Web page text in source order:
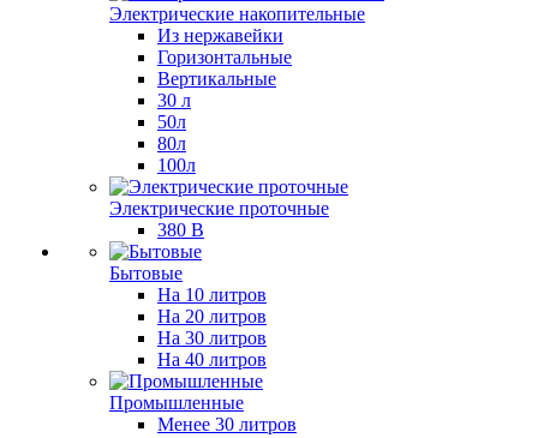
Электрические накопительные
Из нержавейки
Горизонтальные
Вертикальные
30 л
50л
80л
100л
Электрические проточные
380 В
Бытовые
На 10 литров
На 20 литров
На 30 литров
На 40 литров
Промышленные
Менее 30 литров